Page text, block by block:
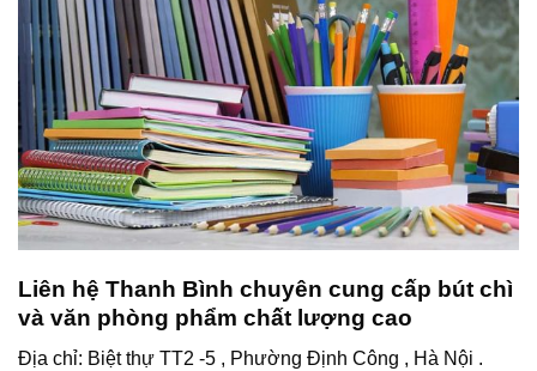
Liên hệ Thanh Bình chuyên cung cấp bút chì
và văn phòng phẩm chất lượng cao
Địa chỉ: Biệt thự TT2 -5 , Phường Định Công , Hà Nội .